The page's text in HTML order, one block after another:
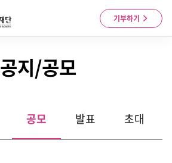
기부하기
공지/공모
공모 발표 초대